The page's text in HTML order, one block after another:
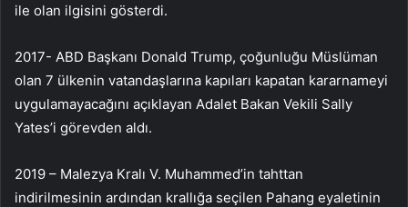
ile olan ilgisini gösterdi.
2017- ABD Başkanı Donald Trump, çoğunluğu Müslüman
olan 7 ülkenin vatandaşlarına kapıları kapatan kararnameyi
uygulamayacağını açıklayan Adalet Bakan Vekili Sally
Yates’i görevden aldı.
2019 – Malezya Kralı V. Muhammed’in tahttan
indirilmesinin ardından krallığa seçilen Pahang eyaletinin